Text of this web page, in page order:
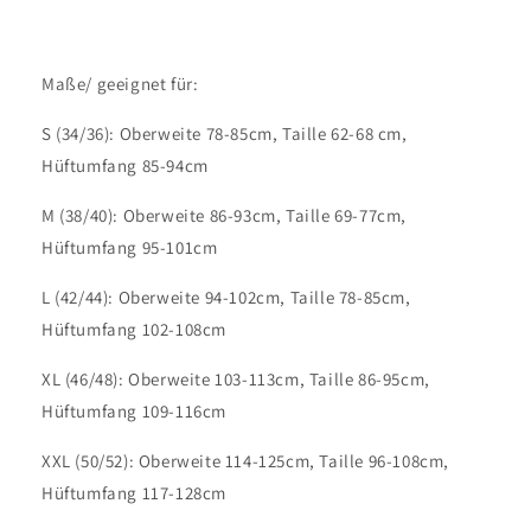
Maße/ geeignet für:
S (34/36): Oberweite 78-85cm, Taille 62-68 cm,
Hüftumfang 85-94cm
M (38/40): Oberweite 86-93cm, Taille 69-77cm,
Hüftumfang 95-101cm
L (42/44): Oberweite 94-102cm, Taille 78-85cm,
Hüftumfang 102-108cm
XL (46/48): Oberweite 103-113cm, Taille 86-95cm,
Hüftumfang 109-116cm
XXL (50/52): Oberweite 114-125cm, Taille 96-108cm,
Hüftumfang 117-128cm